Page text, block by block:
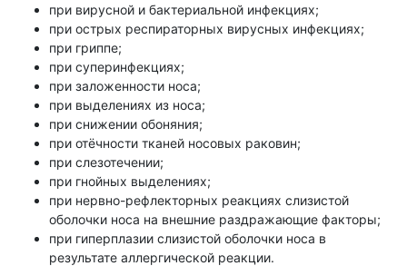
при вирусной и бактериальной инфекциях;
при острых респираторных вирусных инфекциях;
при гриппе;
при суперинфекциях;
при заложенности носа;
при выделениях из носа;
при снижении обоняния;
при отёчности тканей носовых раковин;
при слезотечении;
при гнойных выделениях;
при нервно-рефлекторных реакциях слизистой
оболочки носа на внешние раздражающие факторы;
при гиперплазии слизистой оболочки носа в
результате аллергической реакции.